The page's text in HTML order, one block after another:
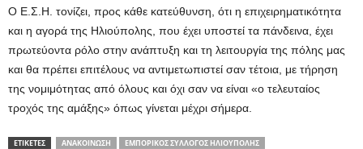
Ο Ε.Σ.Η. τονίζει, προς κάθε κατεύθυνση, ότι η επιχειρηματικότητα
και η αγορά της Ηλιούπολης, που έχει υποστεί τα πάνδεινα, έχει
πρωτεύοντα ρόλο στην ανάπτυξη και τη λειτουργία της πόλης μας
και θα πρέπει επιτέλους να αντιμετωπιστεί σαν τέτοια, με τήρηση
της νομιμότητας από όλους και όχι σαν να είναι «ο τελευταίος
τροχός της αμάξης» όπως γίνεται μέχρι σήμερα.
ΕΤΙΚΕΤΕΣ ΑΝΑΚΟΙΝΩΣΗ ΕΜΠΟΡΙΚΟΣ ΣΥΛΛΟΓΟΣ ΗΛΙΟΥΠΟΛΗΣ